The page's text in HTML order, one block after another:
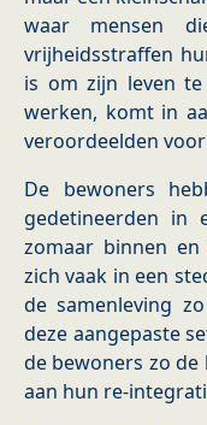
waar mensen
vrijheidsstraffen
is om zijn leven
werken, komt in
veroordeelden
De bewoners
gedetineerden in
zomaar binnen en
zich vaak in een
de samenleving
deze aangepaste
de bewoners zo
aan hun re-